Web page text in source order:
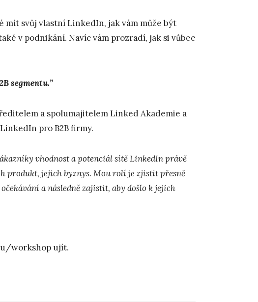
mít svůj vlastní LinkedIn, jak vám může být
v podnikání. Navíc vám prozradí, jak si vůbec
segmentu.”
a spolumajitelem Linked Akademie a
pro B2B firmy.
vhodnost a potenciál sítě LinkedIn právě
produkt, jejich byznys. Mou rolí je zjistit přesně
a následně zajistit, aby došlo k jejich
workshop ujít.